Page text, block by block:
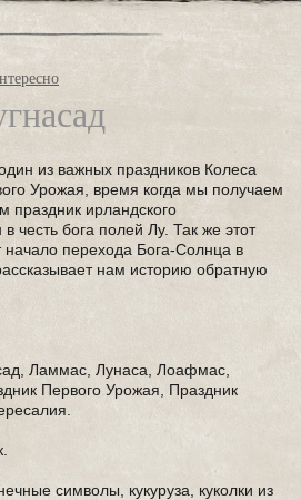
из важных праздников Колеса
Урожая, время когда мы получаем
праздник ирландского
честь бога полей Лу. Так же этот
начало перехода Бога-Солнца в
нам историю обратную
Ламмас, Лунаса, Лоафмас,
Первого Урожая, Праздник
символы, кукуруза, куколки из